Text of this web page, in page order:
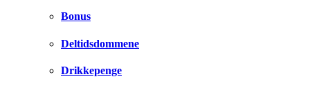
Bonus
Deltidsdommene
Drikkepenge